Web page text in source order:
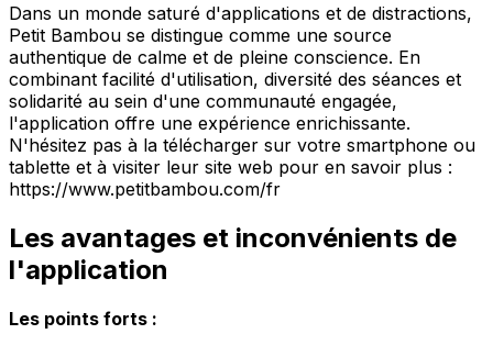
Dans un monde saturé d'applications et de distractions,
Petit Bambou se distingue comme une source
authentique de calme et de pleine conscience. En
combinant facilité d'utilisation, diversité des séances et
solidarité au sein d'une communauté engagée,
l'application offre une expérience enrichissante.
N'hésitez pas à la télécharger sur votre smartphone ou
tablette et à visiter leur site web pour en savoir plus :
https://www.petitbambou.com/fr
Les avantages et inconvénients de
l'application
Les points forts :